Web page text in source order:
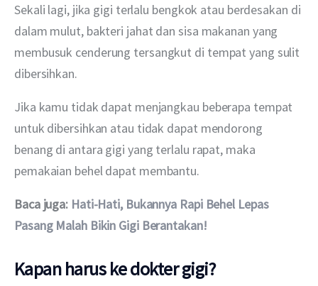
Sekali lagi, jika gigi terlalu bengkok atau berdesakan di
dalam mulut, bakteri jahat dan sisa makanan yang
membusuk cenderung tersangkut di tempat yang sulit
dibersihkan.
Jika kamu tidak dapat menjangkau beberapa tempat
untuk dibersihkan atau tidak dapat mendorong
benang di antara gigi yang terlalu rapat, maka
pemakaian behel dapat membantu.
Baca juga: Hati-Hati, Bukannya Rapi Behel Lepas
Pasang Malah Bikin Gigi Berantakan!
Kapan harus ke dokter gigi?